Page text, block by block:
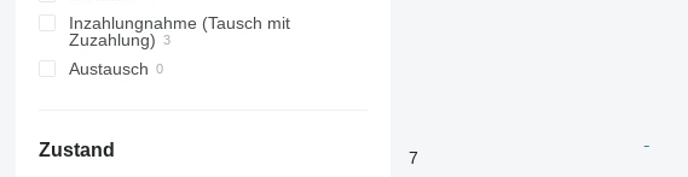
Inzahlungnahme (Tausch mit
Zuzahlung)
Austausch
Zustand
7